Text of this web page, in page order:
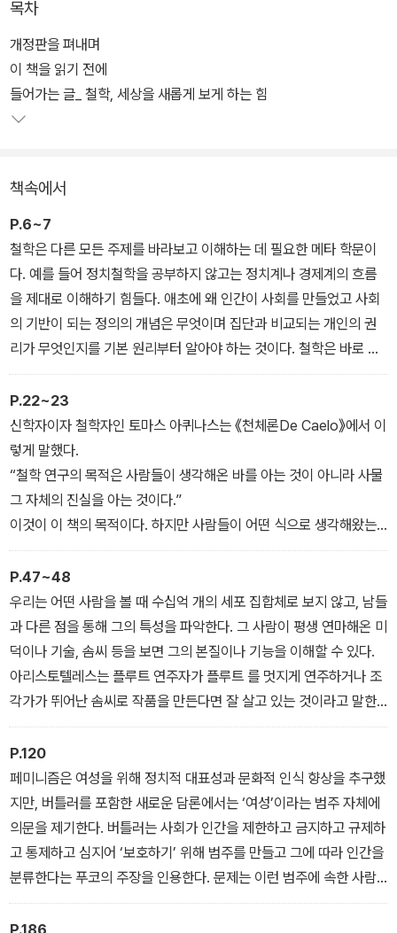
철학은 우리의 삶을 이루는 인간과 사회에서 일어나는 근본적인 문제
를 다루기에 굉장히 실용적인 학문이다. 그러나 우리는 알게 모르게
철학이란 말에 움츠러든다. 막상 읽어보려 해도 수많은 철학자 중에
어떤 책을 읽어야 할지 판단하기 어렵고 수십 권씩 읽는 것도 버겁다.
어디서부터 시작해야 할지 분명하게 알 수 있다.
이 책에는 2500년간 끊임없이 재해석되어온 플라톤부터 최대 다수
최대행복의 제러미 벤담, 페미니즘의 전복을 시도한 주디스 버틀러,
세상의 이치를 말하는 공자, “나는 생각한다, 고로 존재한다”의 데카
르트, 20세기의 가장 뛰어난 철학 마르틴 하이데거, 과학철학의 기반
을 다진 칼 포퍼, 노력하면 된다는 신화에 파문을 던진 마이클 샌델까
어디부터 읽어도 상관없다. 관심이 가는 철학자의 책부터 보면 된다.
소개한 각 책의 말미에는 함께 읽으면 좋은 책도 정리해두었다. 그리
고 눈물을 머금고 본문에 넣지 못한 50권의 리스트도 별도로 넣었다.
이 책은 철학의 세계로 발을 들여놓도록 도와준다. 더 읽어보고 싶은
철학자의 책이 있다면 원저를 찾아서 읽어보면 된다. 분명한 사실은
하나도 없고 무엇이든 얻게 될 것이라는 점이다.
목차
개정판을 펴내며
이 책을 읽기 전에
들어가는 글_ 철학, 세상을 새롭게 보게 하는 힘
책속에서
P.6~7
철학은 다른 모든 주제를 바라보고 이해하는 데 필요한 메타 학문이
다. 예를 들어 정치철학을 공부하지 않고는 정치계나 경제계의 흐름
을 제대로 이해하기 힘들다. 애초에 왜 인간이 사회를 만들었고 사회
의 기반이 되는 정의의 개념은 무엇이며 집단과 비교되는 개인의 권
리가 무엇인지를 기본 원리부터 알아야 하는 것이다. 철학은 바로 이
런 주제를 다루며, 이 외에도 훨씬 더 많은 내용을 다룬다.
_ ‘개정판을 펴내며’ 중에서
P.22~23
신학자이자 철학자인 토마스 아퀴나스는 《천체론De Caelo》에서 이
렇게 말했다.
“철학 연구의 목적은 사람들이 생각해온 바를 아는 것이 아니라 사물
그 자체의 진실을 아는 것이다.”
이것이 이 책의 목적이다. 하지만 사람들이 어떤 식으로 생각해왔는
지를 아는 것도 도움이 될 수 있다.
만약 여러분이 아직 확고한 인생관을 가지지 못했다면, 이 책에서 인
생을 바라보고 나아가 기존의 세계관에 도전하는 데 필요한 여러 강
력한 개념들을 발견할 것이다. 우리가 확실성을 원하는 것은 당연한
일이지만, 만약 어떤 종류든 절대적인 지식이 존재한다면 그것은 우
리의 질문을 통하여 변하거나 흔들리지 않을 것이다. 따라서 여러분
은 위대한 철학서들을 읽어봄으로써 잃을 것은 하나도 없고, 무엇이
든 얻게 될 것이다.
_ ‘들어가는 말’ 중에서
P.47~48
우리는 어떤 사람을 볼 때 수십억 개의 세포 집합체로 보지 않고, 남들
과 다른 점을 통해 그의 특성을 파악한다. 그 사람이 평생 연마해온 미
덕이나 기술, 솜씨 등을 보면 그의 본질이나 기능을 이해할 수 있다.
아리스토텔레스는 플루트 연주자가 플루트 를 멋지게 연주하거나 조
각가가 뛰어난 솜씨로 작품을 만든다면 잘 살고 있는 것이라고 말한
다. 인생의 성공은 기능을 완수하는 데 달려 있기 때문이다.
_ ‘아리스토텔레스의 《니코마코스 윤리학》’ 중에서
P.120
페미니즘은 여성을 위해 정치적 대표성과 문화적 인식 향상을 추구했
지만, 버틀러를 포함한 새로운 담론에서는 ‘여성’이라는 범주 자체에
의문을 제기한다. 버틀러는 사회가 인간을 제한하고 금지하고 규제하
고 통제하고 심지어 ‘보호하기’ 위해 범주를 만들고 그에 따라 인간을
분류한다는 푸코의 주장을 인용한다. 문제는 이런 범주에 속한 사람
들이 오로지 그 범주의 관점으로만 자신들을 바라보기 시작한다는 것
이다. 이렇게 되면 현행 권력 체계에서 ‘여성’의 해방을 요구하기가 불
P.186